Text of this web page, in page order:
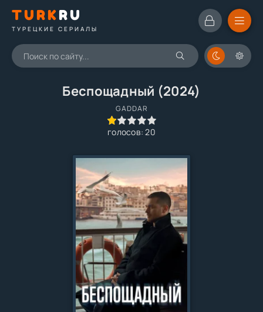
TURKRU
ТУРЕЦКИЕ СЕРИАЛЫ
Беспощадный (2024)
GADDAR
4 5
голосов:20